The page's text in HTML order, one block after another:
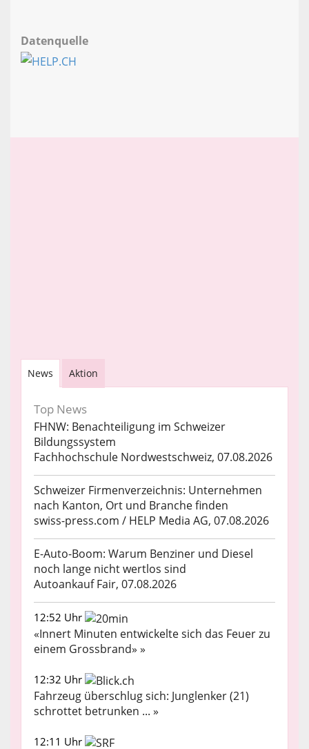
Datenquelle
News Aktion
Top News
FHNW: Benachteiligung im Schweizer
Bildungssystem
Fachhochschule Nordwestschweiz, 07.08.2026
Schweizer Firmenverzeichnis: Unternehmen
nach Kanton, Ort und Branche finden
swiss-press.com / HELP Media AG, 07.08.2026
E-Auto-Boom: Warum Benziner und Diesel
noch lange nicht wertlos sind
Autoankauf Fair, 07.08.2026
12:52 Uhr
«Innert Minuten entwickelte sich das Feuer zu
einem Grossbrand» »
12:32 Uhr
Fahrzeug überschlug sich: Junglenker (21)
schrottet betrunken ... »
12:11 Uhr